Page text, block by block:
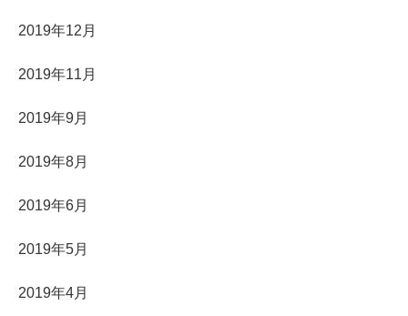
2019年12月
2019年11月
2019年9月
2019年8月
2019年6月
2019年5月
2019年4月